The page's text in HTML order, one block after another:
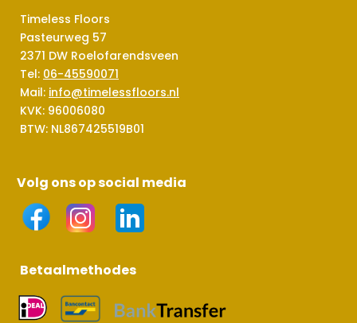
Timeless Floors
Pasteurweg 57
2371 DW Roelofarendsveen
Tel: 06-45590071
Mail: info@timelessfloors.nl
KVK: 96006080
BTW: NL867425519B01
Volg ons op social media
Betaalmethodes